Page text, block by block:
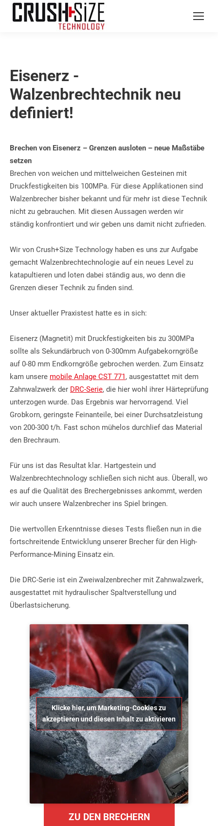
Eisenerz -
Walzenbrechtechnik neu
definiert!
Brechen von Eisenerz – Grenzen ausloten – neue Maßstäbe
setzen
Brechen von weichen und mittelweichen Gesteinen mit
Druckfestigkeiten bis 100MPa. Für diese Applikationen sind
Walzenbrecher bisher bekannt und für mehr ist diese Technik
nicht zu gebrauchen. Mit diesen Aussagen werden wir
ständig konfrontiert und wir geben uns damit nicht zufrieden.
Wir von Crush+Size Technology haben es uns zur Aufgabe
gemacht Walzenbrechtechnologie auf ein neues Level zu
katapultieren und loten dabei ständig aus, wo denn die
Grenzen dieser Technik zu finden sind.
Unser aktueller Praxistest hatte es in sich:
Eisenerz (Magnetit) mit Druckfestigkeiten bis zu 300MPa
sollte als Sekundärbruch von 0-300mm Aufgabekorngröße
auf 0-80 mm Endkorngröße gebrochen werden. Zum Einsatz
kam unsere mobile Anlage CST 771, ausgestattet mit dem
Zahnwalzwerk der DRC-Serie, die hier wohl ihrer Härteprüfung
unterzogen wurde. Das Ergebnis war hervorragend. Viel
Grobkorn, geringste Feinanteile, bei einer Durchsatzleistung
von 200-300 t/h. Fast schon mühelos durchlief das Material
den Brechraum.
Für uns ist das Resultat klar. Hartgestein und
Walzenbrechtechnology schließen sich nicht aus. Überall, wo
es auf die Qualität des Brechergebnisses ankommt, werden
wir auch unsere Walzenbrecher ins Spiel bringen.
Die wertvollen Erkenntnisse dieses Tests fließen nun in die
fortschreitende Entwicklung unserer Brecher für den High-
Performance-Mining Einsatz ein.
Die DRC-Serie ist ein Zweiwalzenbrecher mit Zahnwalzwerk,
ausgestattet mit hydraulischer Spaltverstellung und
Überlastsicherung.
Klicke hier, um Marketing-Cookies zu
akzeptieren und diesen Inhalt zu aktivieren
ZU DEN BRECHERN